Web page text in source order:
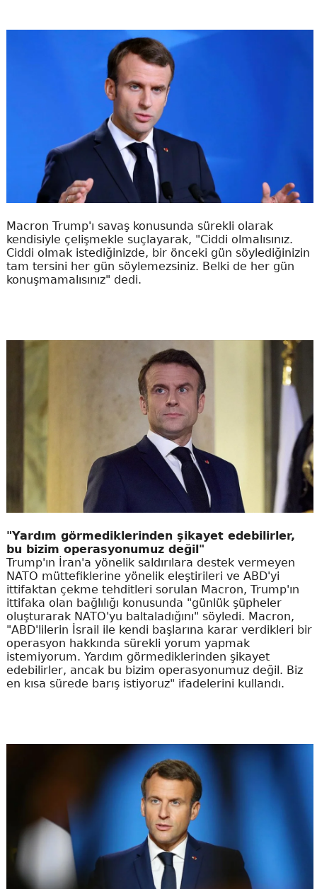
Macron Trump'ı savaş konusunda sürekli olarak
kendisiyle çelişmekle suçlayarak, "Ciddi olmalısınız.
Ciddi olmak istediğinizde, bir önceki gün söylediğinizin
tam tersini her gün söylemezsiniz. Belki de her gün
konuşmamalısınız" dedi.
"Yardım görmediklerinden şikayet edebilirler,
bu bizim operasyonumuz değil"
Trump'ın İran'a yönelik saldırılara destek vermeyen
NATO müttefiklerine yönelik eleştirileri ve ABD'yi
ittifaktan çekme tehditleri sorulan Macron, Trump'ın
ittifaka olan bağlılığı konusunda "günlük şüpheler
oluşturarak NATO'yu baltaladığını" söyledi. Macron,
"ABD'lilerin İsrail ile kendi başlarına karar verdikleri bir
operasyon hakkında sürekli yorum yapmak
istemiyorum. Yardım görmediklerinden şikayet
edebilirler, ancak bu bizim operasyonumuz değil. Biz
en kısa sürede barış istiyoruz" ifadelerini kullandı.